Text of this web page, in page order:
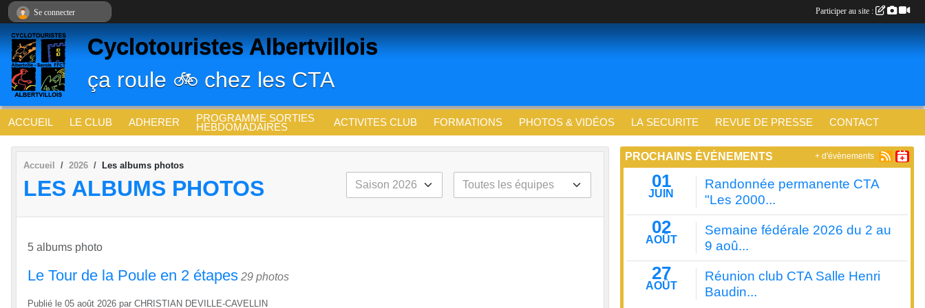
Cyclotouristes Albertvillois
ça roule 🚲 chez les CTA
ACCUEIL LE CLUB ADHERER PROGRAMME SORTIES
HEBDOMADAIRES ACTIVITES CLUB FORMATIONS PHOTOS & VIDÉOS LA SECURITE REVUE DE PRESSE CONTACT
Accueil 2026 Les albums photos
LES ALBUMS PHOTOS
5 albums photo
Le Tour de la Poule en 2 étapes 29 photos
Publié le 05 août 2026 par CHRISTIAN DEVILLE-CAVELLIN
PROCHAINS ÉVÉNEMENTS
01
JUIN
Randonnée permanente CTA
"Les 2000...
02
AOÛT
Semaine fédérale 2026 du 2 au
9 aoû...
27
AOÛT
Réunion club CTA Salle Henri
Baudin...
+ d'évènements
Se connecter Participer au site :
Panneau de gestion des cookies